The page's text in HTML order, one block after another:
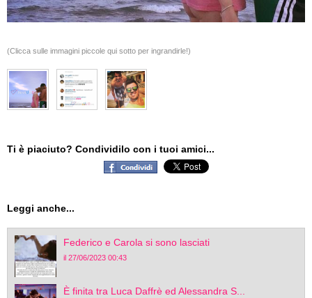
(Clicca sulle immagini piccole qui sotto per ingrandirle!)
Ti è piaciuto? Condividilo con i tuoi amici...
Leggi anche...
Federico e Carola si sono lasciati
il 27/06/2023 00:43
È finita tra Luca Daffrè ed Alessandra S...